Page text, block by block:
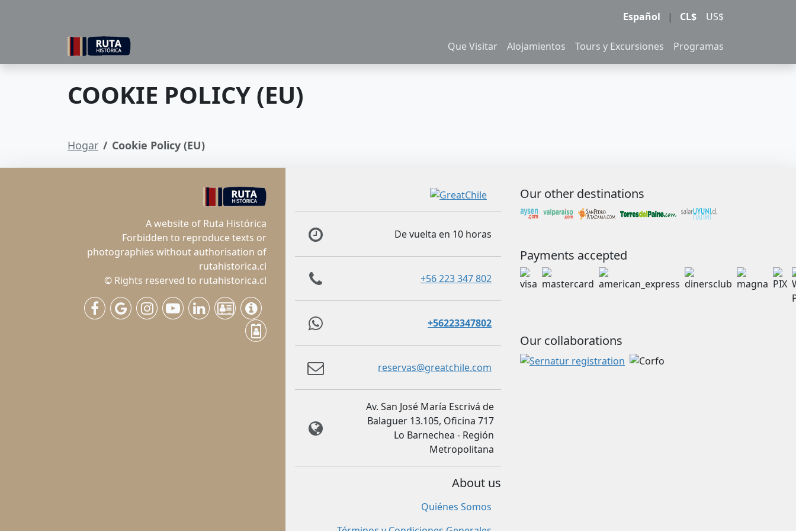
Español | CL$ US$
Que Visitar Alojamientos Tours y Excursiones Programas
COOKIE POLICY (EU)
Hogar Cookie Policy (EU)
A website of Ruta Histórica
Forbidden to reproduce texts or
photographies without authorisation of
rutahistorica.cl
© Rights reserved to rutahistorica.cl
De vuelta en 10 horas
+56 223 347 802
+56223347802
reservas@greatchile.com
Av. San José María Escrivá de
Balaguer 13.105, Oficina 717
Lo Barnechea - Región
Metropolitana
About us
Quiénes Somos
Our other destinations
Payments accepted
Our collaborations